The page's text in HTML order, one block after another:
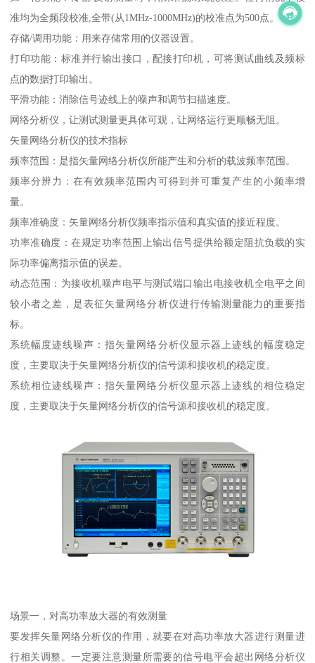
准均为全频段校准,全带(从1MHz-1000MHz)的校准点为500点。
存储/调用功能：用来存储常用的仪器设置。
打印功能：标准并行输出接口，配接打印机，可将测试曲线及频标
点的数据打印输出。
平滑功能：消除信号迹线上的噪声和调节扫描速度。
网络分析仪，让测试测量更具体可观，让网络运行更顺畅无阻。
矢量网络分析仪的技术指标
频率范围：是指矢量网络分析仪所能产生和分析的载波频率范围。
频率分辨力：在有效频率范围内可得到并可重复产生的小频率增
量。
频率准确度：矢量网络分析仪频率指示值和真实值的接近程度。
功率准确度：在规定功率范围上输出信号提供给额定阻抗负载的实
际功率偏离指示值的误差。
动态范围：为接收机噪声电平与测试端口输出电接收机全电平之间
较小者之差，是表征矢量网络分析仪进行传输测量能力的重要指
标。
系统幅度迹线噪声：指矢量网络分析仪显示器上迹线的幅度稳定
度，主要取决于矢量网络分析仪的信号源和接收机的稳定度。
系统相位迹线噪声：指矢量网络分析仪显示器上迹线的相位稳定
度，主要取决于矢量网络分析仪的信号源和接收机的稳定度。
场景一，对高功率放大器的有效测量
要发挥矢量网络分析仪的作用，就要在对高功率放大器进行测量进
行相关调整。一定要注意测量所需要的信号电平会超出网络分析仪